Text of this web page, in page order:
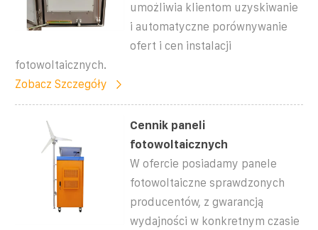
umożliwia klientom uzyskiwanie
i automatyczne porównywanie
ofert i cen instalacji
fotowoltaicznych.
Zobacz Szczegóły
Cennik paneli
fotowoltaicznych
W ofercie posiadamy panele
fotowoltaiczne sprawdzonych
producentów, z gwarancją
wydajności w konkretnym czasie